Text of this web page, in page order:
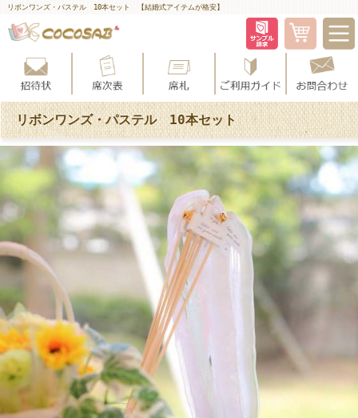
リボンワンズ・パステル 10本セット 【結婚式アイテムが格安】
リボンワンズ・パステル 10本セット